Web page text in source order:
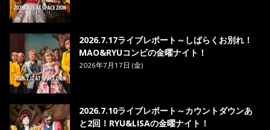
2026.7.17ライブレポート～しばらくお別れ！
MAO&RYUコンビの金曜ナイト！
2026年7月17日 (金)
2026.7.10ライブレポート～カウントダウンあ
と2回！RYU&LISAの金曜ナイト！